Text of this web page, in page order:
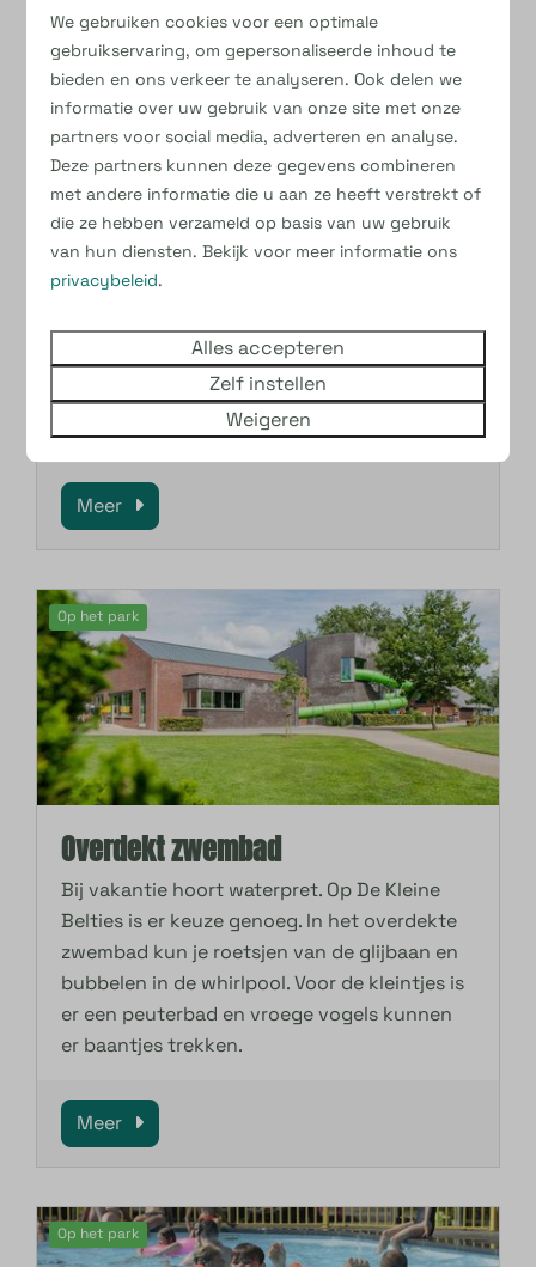
Eekie's Recreatie Super
Eekie’s Recreatie Super is dé plek waar je
als beleg. Bestel via De Kleine Belties App
gemakkelijk je broodjes voor het ontbijt. In
de supermarkt vind je een ruim assortiment
aan boodschappen.
Meer
Op het park
Overdekt zwembad
Bij vakantie hoort waterpret. Op De Kleine
Belties is er keuze genoeg. In het overdekte
zwembad kun je roetsjen van de glijbaan en
bubbelen in de whirlpool. Voor de kleintjes is
er een peuterbad en vroege vogels kunnen
er baantjes trekken.
Meer
Op het park
We gebruiken cookies voor een optimale
gebruikservaring, om gepersonaliseerde inhoud te
bieden en ons verkeer te analyseren. Ook delen we
informatie over uw gebruik van onze site met onze
partners voor social media, adverteren en analyse.
Deze partners kunnen deze gegevens combineren
met andere informatie die u aan ze heeft verstrekt of
die ze hebben verzameld op basis van uw gebruik
van hun diensten. Bekijk voor meer informatie ons
privacybeleid.
Alles accepteren
Zelf instellen
Weigeren